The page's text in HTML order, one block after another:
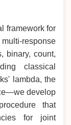
framework for
response
binary, count,
classical
lambda, the
develop
that
for joint